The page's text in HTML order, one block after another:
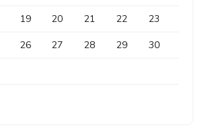
19 20 21 22
23
26 27 28 29
30